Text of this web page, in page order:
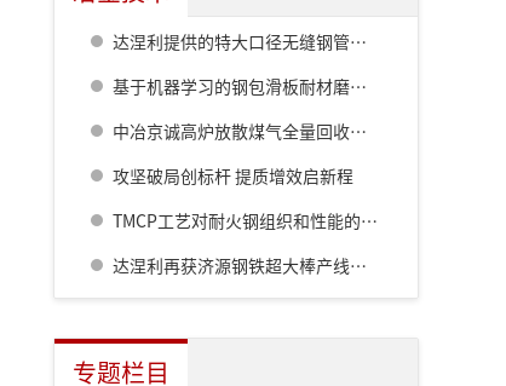
达涅利提供的特大口径无缝钢管热连轧线在衡钢热试成功
基于机器学习的钢包滑板耐材磨损预测模型研究
中冶京诚高炉放散煤气全量回收成套技术方案
攻坚破局创标杆 提质增效启新程
TMCP工艺对耐火钢组织和性能的影响
达涅利再获济源钢铁超大棒产线核心设备订单
专题栏目